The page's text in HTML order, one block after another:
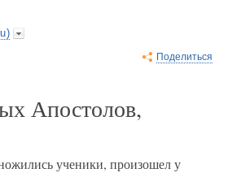
Поделиться
Апостолов,
ученики, произошел у